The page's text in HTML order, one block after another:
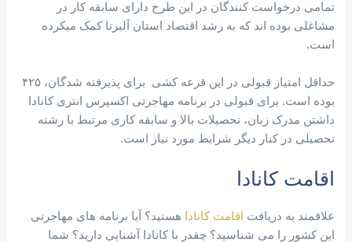
تمامی درخواست کنندگان در این طرح دارای سابقه کار در
مشاغلی بوده اند که به رشد اقتصاد استان آلبرتا کمک میکرده
است.
حداقل امتیاز قبولی در این قرعه کشی برای پذیرفته شدگان، ۴۲۵
بوده است. برای قبولی در برنامه مهاجرتی اکسپرس انتری کانادا
داشتن مدرک زبان، تحصیلات بالا و سابقه کاری مرتبط با رشته
تحصیلی در کنار دیگر شرایط مورد نیاز است.
اقامت کانادا
علاقمند به دریافت اقامت کانادا
هستید؟ آیا برنامه های مهاجرتی
این کشور را می شناسید؟ چقدر با کانادا آشنایی دارید؟ شما